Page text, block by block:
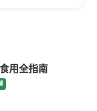
用全指南